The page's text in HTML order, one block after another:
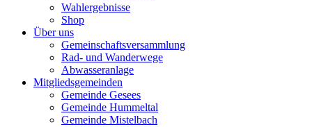
Wahlergebnisse
Shop
Über uns
Gemeinschaftsversammlung
Rad- und Wanderwege
Abwasseranlage
Mitgliedsgemeinden
Gemeinde Gesees
Gemeinde Hummeltal
Gemeinde Mistelbach